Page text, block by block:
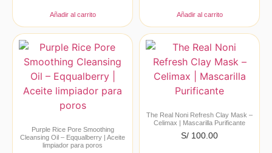
Añadir al carrito Añadir al carrito
Purple Rice Pore Smoothing
Cleansing Oil – Eqqualberry | Aceite
limpiador para poros
The Real Noni Refresh Clay Mask –
Celimax | Mascarilla Purificante
S/ 100.00